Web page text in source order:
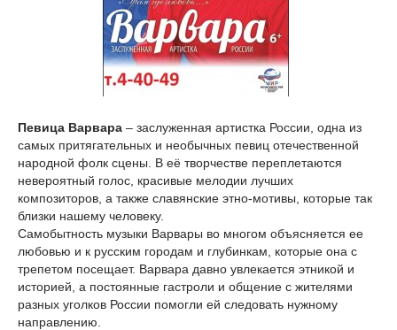
Певица Варвара – заслуженная артистка России, одна из
самых притягательных и необычных певиц отечественной
народной фолк сцены. В её творчестве переплетаются
невероятный голос, красивые мелодии лучших
композиторов, а также славянские этно-мотивы, которые так
близки нашему человеку.
Самобытность музыки Варвары во многом объясняется ее
любовью и к русским городам и глубинкам, которые она с
трепетом посещает. Варвара давно увлекается этникой и
историей, а постоянные гастроли и общение с жителями
разных уголков России помогли ей следовать нужному
направлению.